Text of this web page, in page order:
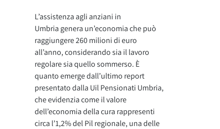
L’assistenza agli anziani in
Umbria genera un’economia che può
raggiungere 260 milioni di euro
all’anno, considerando sia il lavoro
regolare sia quello sommerso. È
quanto emerge dall’ultimo report
presentato dalla Uil Pensionati Umbria,
che evidenzia come il valore
dell’economia della cura rappresenti
circa l’1,2% del Pil regionale, una delle